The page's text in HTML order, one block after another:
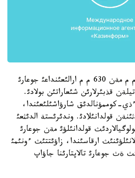
كاسئپورئن ديامةترئ 20 م م مةن 630 م م ارالئعئنداعئ جوعارئ
قذبئرلارئن شئعاراتئن بولادئ.
كوممؤنالدئق شارؤاشئلئعئندا،
قولدانئلادئ. وندئرئستة الدئثعئ
قولدانئلؤئ مةن جوعارئ
ارقاسئندا، زاؤئتتئث ءونئمئ
ةث جوعارئ تالاپتارئنا جاؤاپ